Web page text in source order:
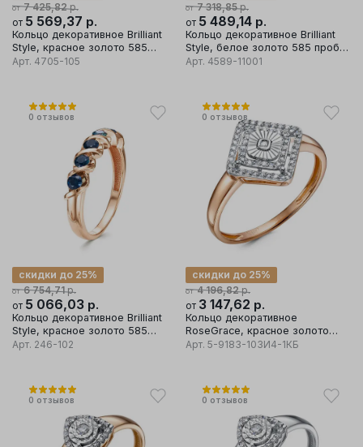
от 7 425,82р.
от 5 569,37 р.
Кольцо декоративное Brilliant
Style, красное золото 585
проба, вставка бриллиант
Арт. 4705-105
от 7 318,85р.
от 5 489,14 р.
Кольцо декоративное Brilliant
Style, белое золото 585 проба,
вставка бриллиант
Арт. 4589-11001
0 отзывов
от 6 754,71р.
скидки до 25%
от 5 066,03 р.
Кольцо декоративное Brilliant
Style, красное золото 585
проба, вставка сапфир
Арт. 246-102
0 отзывов
от 4 196,82р.
скидки до 25%
от 3 147,62 р.
Кольцо декоративное
RoseGrace, красное золото
585 проба
Арт. 5-9183-103И4-1КБ
0 отзывов 0 отзывов